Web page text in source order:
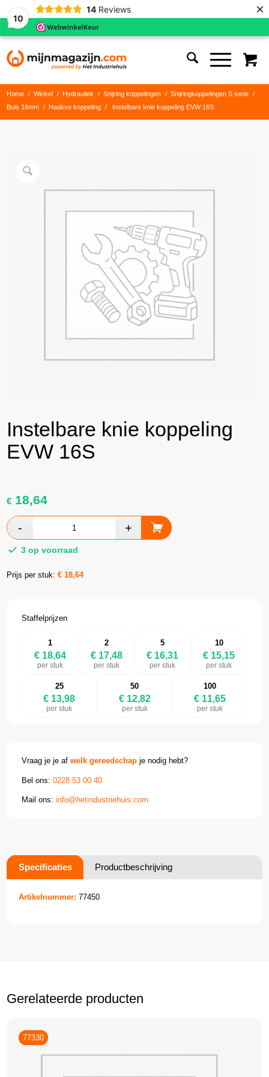
10
14 Reviews ×
Home / Winkel / Hydrauliek / Snijring koppelingen / Snijringkoppelingen S serie
/
Buis 16mm
/ Haakse koppeling / Instelbare knie koppeling EVW 16S
Instelbare knie koppeling
EVW 16S
€ 18,64
3 op voorraad
Prijs per stuk:€18,64
Staffelprijzen
1
€ 18,64
per stuk
2
€ 17,48
per stuk
5
€ 16,31
per stuk
10
€ 15,15
per stuk
25
€ 13,98
per stuk
50
€ 12,82
per stuk
100
€ 11,65
per stuk
Vraag je je afwelk gereedschap je nodig hebt?
Bel ons:0228 53 00 40
Mail ons:info@hetindustriehuis.com
Specificaties Productbeschrijving
Artikelnummer: 77450
Gerelateerde producten
77330